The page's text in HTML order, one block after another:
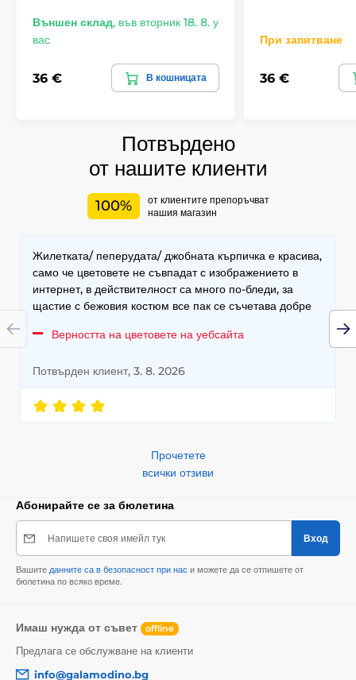
Външен склад, във вторник 18. 8. у
вас
36 € В кошницата
При запитване
36 €
Потвърдено
от нашите клиенти
100%
от клиентите препоръчват
нашия магазин
Жилетката/ пеперудата/ джобната кърпичка е красива,
само че цветовете не съвпадат с изображението в
интернет, в действителност са много по-бледи, за
щастие с бежовия костюм все пак се съчетава добре
Верността на цветовете на уебсайта
Потвърден клиент, 3. 8. 2026
Прочетете
всички отзиви
Абонирайте се за бюлетина
Напишете своя имейл тук Вход
Вашите данните са в безопасност при нас и можете да се отпишете от
бюлетина по всяко време.
Имаш нужда от съвет offline
Предлага се обслужване на клиенти
info@galamodino.bg